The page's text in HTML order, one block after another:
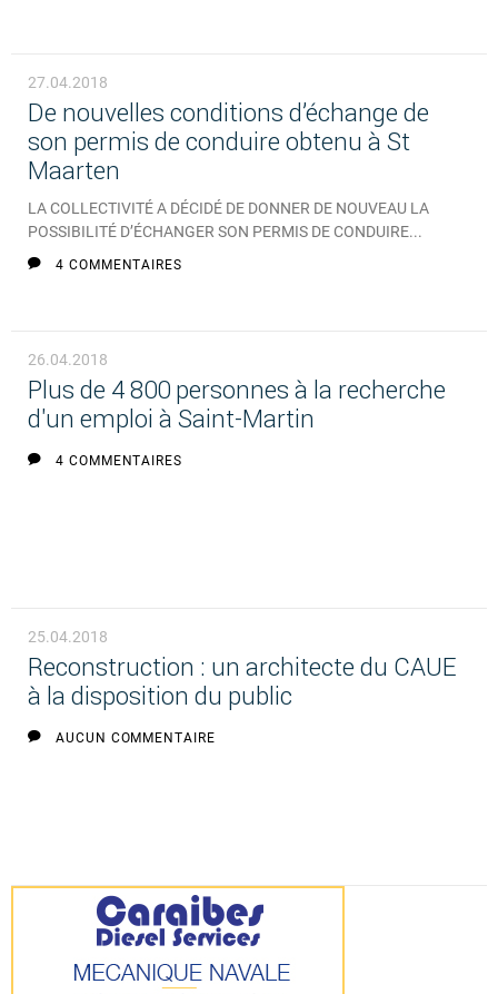
27.04.2018
De nouvelles conditions d’échange de
son permis de conduire obtenu à St
Maarten
LA COLLECTIVITÉ A DÉCIDÉ DE DONNER DE NOUVEAU LA
POSSIBILITÉ D’ÉCHANGER SON PERMIS DE CONDUIRE...
4 COMMENTAIRES
26.04.2018
Plus de 4 800 personnes à la recherche
d'un emploi à Saint-Martin
4 COMMENTAIRES
25.04.2018
Reconstruction : un architecte du CAUE
à la disposition du public
AUCUN COMMENTAIRE